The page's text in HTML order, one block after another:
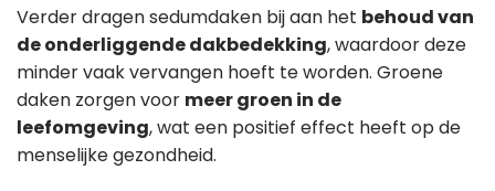
Verder dragen sedumdaken bij aan het behoud van
de onderliggende dakbedekking, waardoor deze
minder vaak vervangen hoeft te worden. Groene
daken zorgen voor meer groen in de
leefomgeving, wat een positief effect heeft op de
menselijke gezondheid.